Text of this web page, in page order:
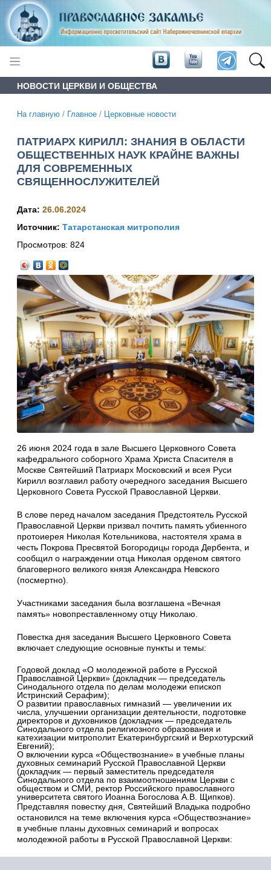
НОВОСТИ ЦЕРКВИ И ОБЩЕСТВА
На главную / Главное / Церковные новости
ПАТРИАРХ КИРИЛЛ: ЗНАНИЯ В ОБЛАСТИ
ОБЩЕСТВЕННЫХ НАУК КРАЙНЕ ВАЖНЫ
ДЛЯ СОВРЕМЕННЫХ
СВЯЩЕННОСЛУЖИТЕЛЕЙ
Дата: 26.06.2024
Источник: Татарстанская митрополия
Просмотров: 824
26 июня 2024 года в зале Высшего Церковного Совета
кафедрального соборного Храма Христа Спасителя в
Москве Святейший Патриарх Московский и всея Руси
Кирилл возглавил работу очередного заседания Высшего
Церковного Совета Русской Православной Церкви.
В слове перед началом заседания Предстоятель Русской
Православной Церкви призвал почтить память убиенного
протоиерея Николая Котельникова, настоятеля храма в
честь Покрова Пресвятой Богородицы города Дербента, и
сообщил о награждении отца Николая орденом святого
благоверного великого князя Александра Невского
(посмертно).
Участниками заседания была возглашена «Вечная
память» новопреставленному отцу Николаю.
Повестка дня заседания Высшего Церковного Совета
включает следующие основные пункты и темы:
Годовой доклад «О молодежной работе в Русской
Православной Церкви» (докладчик — председатель
Синодального отдела по делам молодежи епископ
Истринский Серафим);
О развитии православных гимназий — увеличении их
числа, улучшении организации деятельности, подготовке
директоров и духовников (докладчик — председатель
Синодального отдела религиозного образования и
катехизации митрополит Екатеринбургский и Верхотурский
Евгений);
О включении курса «Обществознание» в учебные планы
духовных семинарий Русской Православной Церкви
(докладчик — первый заместитель председателя
Синодального отдела по взаимоотношениям Церкви с
обществом и СМИ, ректор Российского православного
университета святого Иоанна Богослова А.В. Щипков).
Представляя повестку дня, Святейший Владыка подробно
остановился на теме включения курса «Обществознание»
в учебные планы духовных семинарий и вопросах
молодежной работы в Русской Православной Церкви: